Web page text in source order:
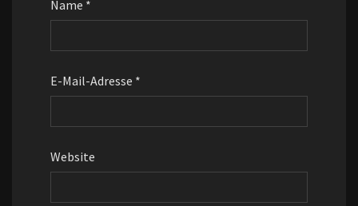
Name *
E-Mail-Adresse *
Website